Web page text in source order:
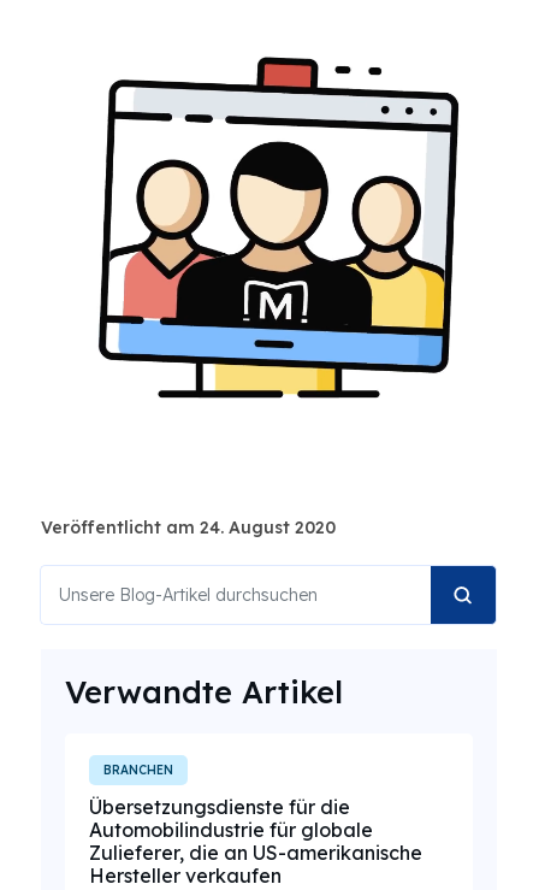
Veröffentlicht am 24. August 2020
Verwandte Artikel
BRANCHEN
Übersetzungsdienste für die
Automobilindustrie für globale
Zulieferer, die an US-amerikanische
Hersteller verkaufen